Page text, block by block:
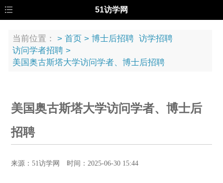
51访学网
当前位置： > 首页 > 博士后招聘 访学招聘
访问学者招聘 >
美国奥古斯塔大学访问学者、博士后招聘
美国奥古斯塔大学访问学者、博士后
招聘
来源：51访学网 时间：2025-06-30 15:44